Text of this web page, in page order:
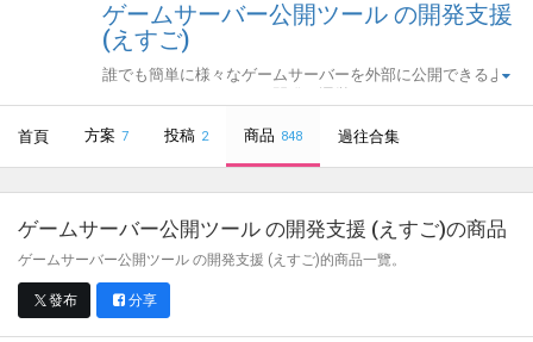
ゲームサーバー公開ツール の開発支援
(えすご)
誰でも簡単に様々なゲームサーバーを外部に公開できるよ
首頁 方案 7 投稿 2 商品 848 過往合集
ゲームサーバー公開ツール の開発支援 (えすご)の商品
ゲームサーバー公開ツール の開発支援 (えすご)的商品一覽。
發布 分享